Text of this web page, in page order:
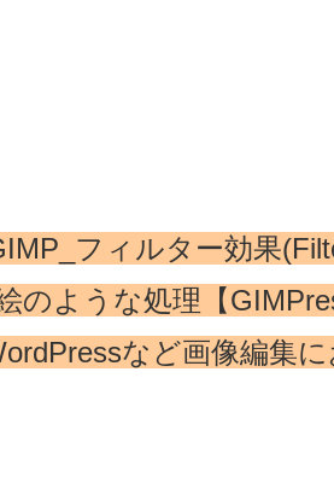
フィルター効果
のような処理【
など画像編集